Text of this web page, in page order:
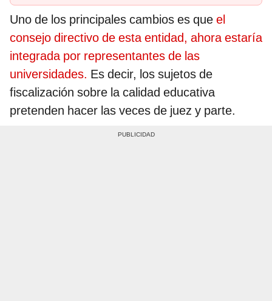
Uno de los principales cambios es que el
consejo directivo de esta entidad, ahora estaría
integrada por representantes de las
universidades. Es decir, los sujetos de
fiscalización sobre la calidad educativa
pretenden hacer las veces de juez y parte.